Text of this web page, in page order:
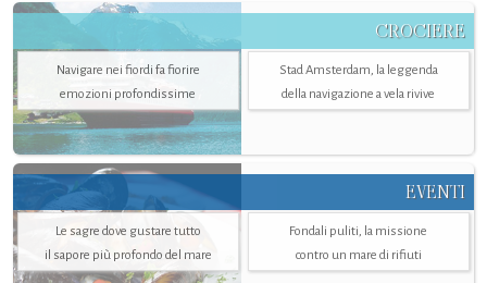
CROCIERE
Navigare nei fiordi fa fiorire
emozioni profondissime
Stad Amsterdam, la leggenda
della navigazione a vela rivive
EVENTI
Le sagre dove gustare tutto
il sapore più profondo del mare
Fondali puliti, la missione
contro un mare di rifiuti